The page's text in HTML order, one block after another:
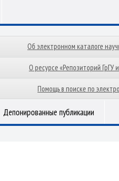
Об электронном каталоге
О ресурсе «Репозиторий ГрГУ
Помощь в поиске по
Депонированные публикации